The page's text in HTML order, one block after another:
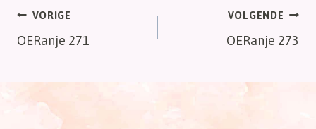
Bericht
navigatie
VORIGE
OERanje 271
VOLGENDE
OERanje 273